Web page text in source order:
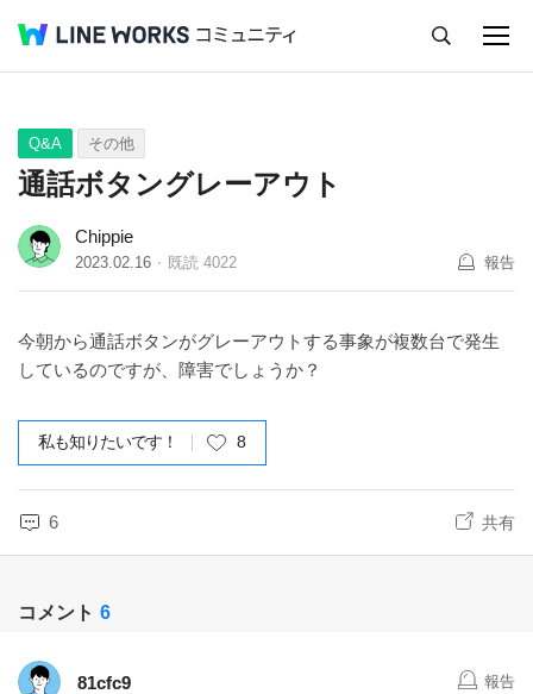
Q&A Tips Ideas
Q&A その他
通話ボタングレーアウト
Chippie
2023.02.16 既読 4022 報告
今朝から通話ボタンがグレーアウトする事象が複数台で発生
しているのですが、障害でしょうか？
私も知りたいです！ 8
6 共有
コメント 6
81cfc9 報告